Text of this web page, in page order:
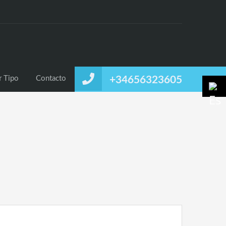
+34656323605
Tipo Contacto